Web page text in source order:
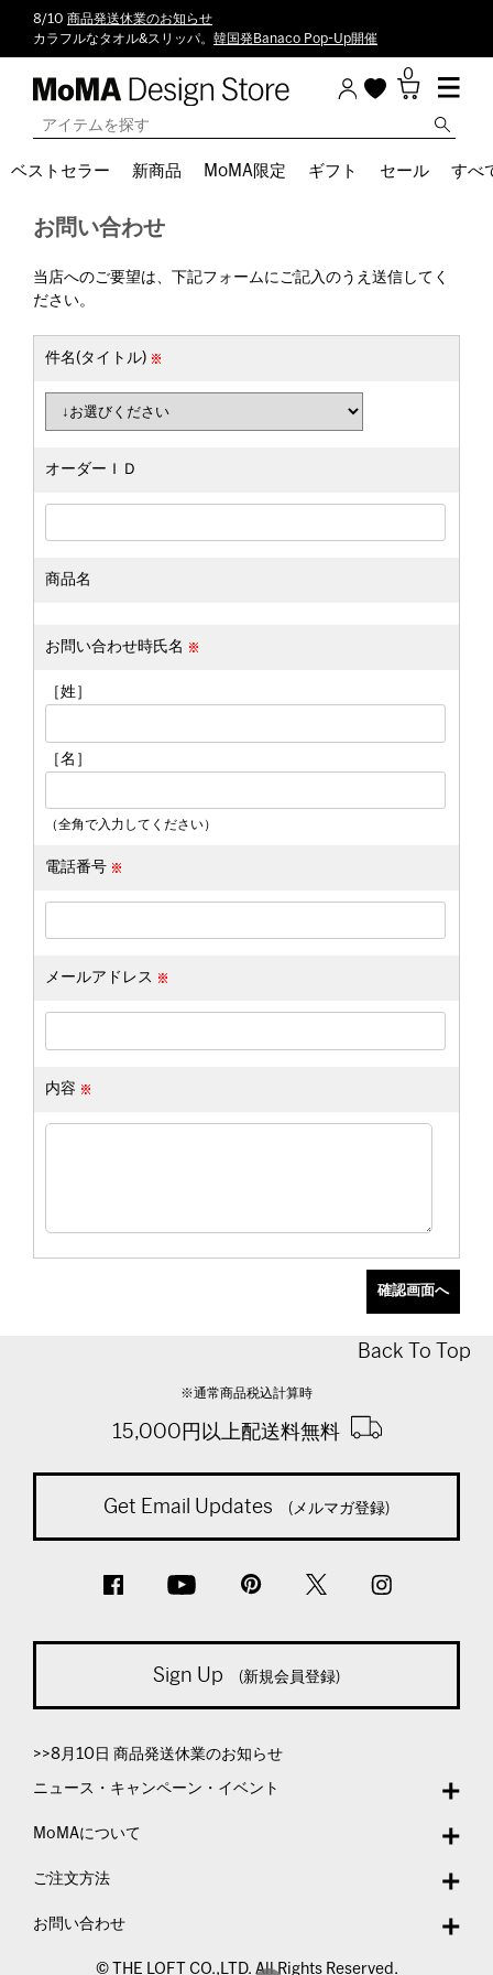
8/10 商品発送休業のお知らせ
カラフルなタオル&スリッパ。 韓国発Banaco Pop-Up開催
0
ベストセラー 新商品 MoMA限定 ギフト セール すべ
お問い合わせ
当店へのご要望は、下記フォームにご記入のうえ送信してく
ださい。
件名(タイトル)
オーダーＩＤ
商品名
お問い合わせ時氏名
［姓］
［名］
（全角で入力してください）
電話番号
メールアドレス
内容
Back To Top
※通常商品税込計算時
15,000円以上配送料無料
Get Email Updates (メルマガ登録)
Sign Up (新規会員登録)
>>8月10日 商品発送休業のお知らせ
ニュース・キャンペーン・イベント
MoMAについて
ご注文方法
お問い合わせ
© THE LOFT CO.,LTD. All Rights Reserved.